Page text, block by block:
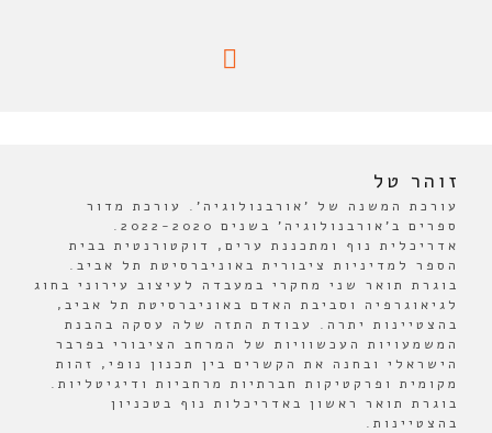
זוהר טל
עורכת המשנה של 'אורבנולוגיה'. עורכת מדור
ספרים ב'אורבנולוגיה' בשנים 2022-2020.
אדריכלית נוף ומתכננת ערים, דוקטורנטית בבית
הספר למדיניות ציבורית באוניברסיטת תל אביב.
בוגרת תואר שני מחקרי במעבדה לעיצוב עירוני בחוג
לגיאוגרפיה וסביבת האדם באוניברסיטת תל אביב,
בהצטיינות יתרה. עבודת התזה שלה עסקה בהבנת
המשמעויות העכשוויות של המרחב הציבורי בפרבר
הישראלי ובחנה את הקשרים בין תכנון נופי, זהות
מקומית ופרקטיקות חברתיות מרחביות ודיגיטליות.
בוגרת תואר ראשון באדריכלות נוף בטכניון
בהצטיינות.